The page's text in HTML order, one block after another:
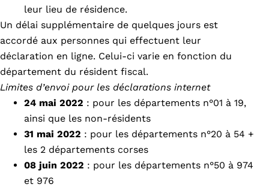
leur lieu de résidence.
Un délai supplémentaire de quelques jours est
accordé aux personnes qui effectuent leur
déclaration en ligne. Celui-ci varie en fonction du
département du résident fiscal.
Limites d’envoi pour les déclarations internet
24 mai 2022 : pour les départements n°01 à 19,
ainsi que les non-résidents
31 mai 2022 : pour les départements n°20 à 54 +
les 2 départements corses
08 juin 2022 : pour les départements n°50 à 974
et 976